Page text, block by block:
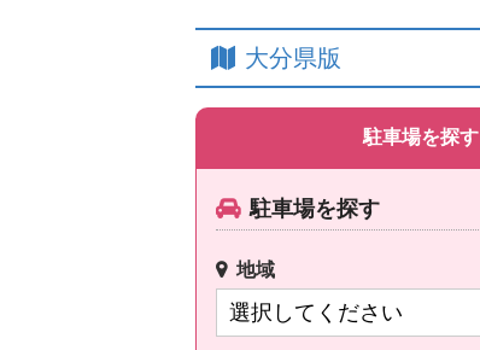
大分県版
駐車場を探す
駐車場を探す
地域